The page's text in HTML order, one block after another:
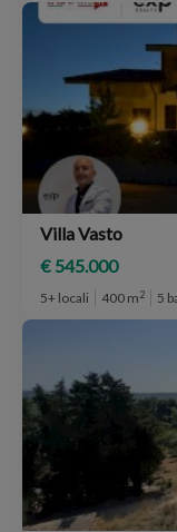
Villa Vasto
€ 545.000
5+ locali 400 m2 5